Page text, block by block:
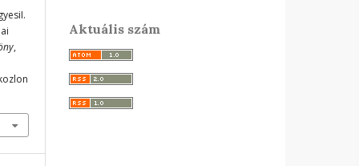
,
Aktuális szám